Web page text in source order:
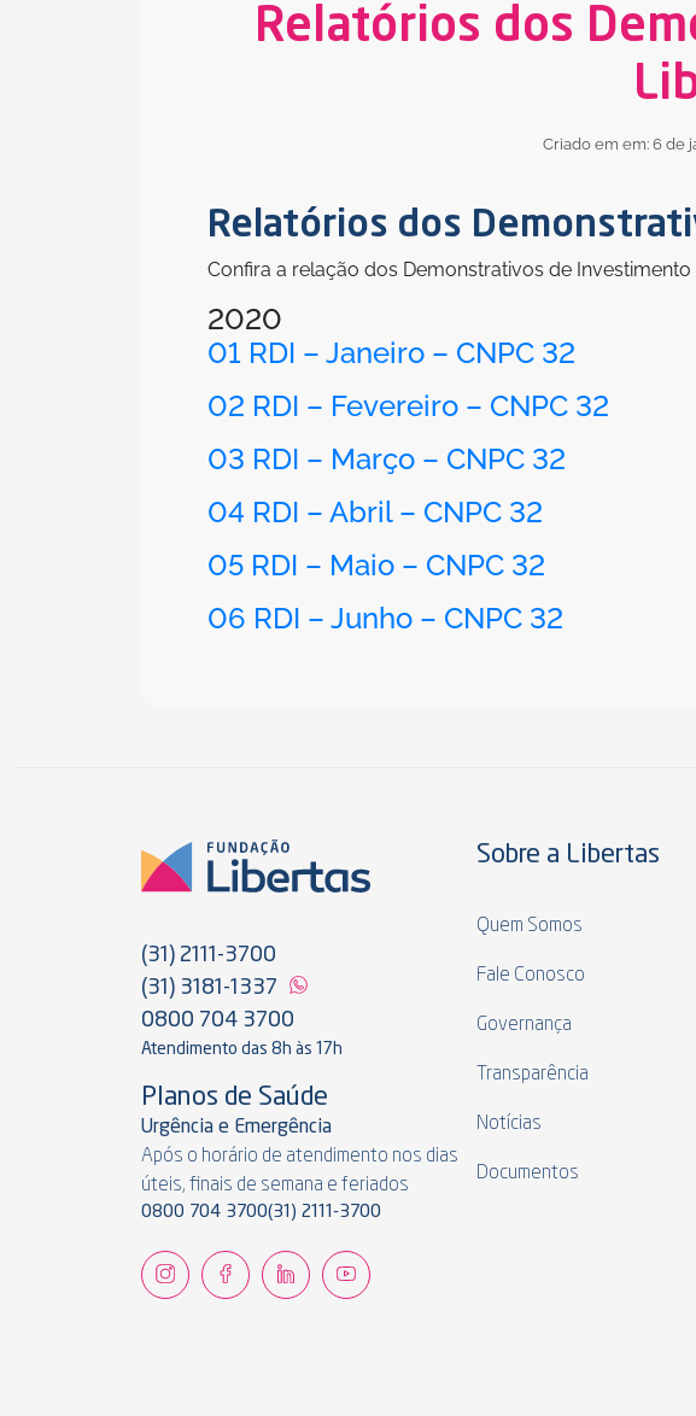
Relatórios dos
Criado em em: 6 de
Relatórios dos
Confira a relação dos Demonstrativos de Investimento
2020
01 RDI – Janeiro – CNPC 32
02 RDI – Fevereiro – CNPC 32
03 RDI – Março – CNPC 32
04 RDI – Abril – CNPC 32
05 RDI – Maio – CNPC 32
06 RDI – Junho – CNPC 32
(31) 2111-3700
(31) 3181-1337
0800 704 3700
Atendimento das 8h às 17h
Planos de Saúde
Urgência e Emergência
Após o horário de atendimento nos dias
úteis, finais de semana e feriados
0800 704 3700(31) 2111-3700
Sobre a Libertas
Quem Somos
Fale Conosco
Governança
Transparência
Notícias
Documentos